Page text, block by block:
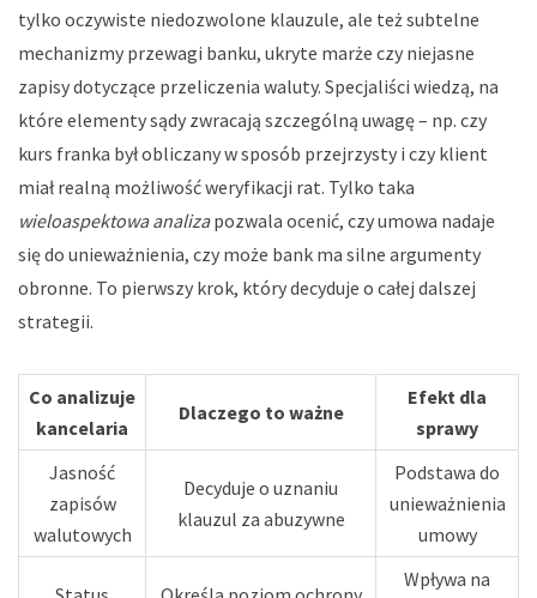
tylko oczywiste niedozwolone klauzule, ale też subtelne
mechanizmy przewagi banku, ukryte marże czy niejasne
zapisy dotyczące przeliczenia waluty. Specjaliści wiedzą, na
które elementy sądy zwracają szczególną uwagę – np. czy
kurs franka był obliczany w sposób przejrzysty i czy klient
miał realną możliwość weryfikacji rat. Tylko taka
wieloaspektowa analizapozwala ocenić, czy umowa nadaje
się do unieważnienia, czy może bank ma silne argumenty
obronne. To pierwszy krok, który decyduje o całej dalszej
strategii.
Co analizuje
kancelaria
Dlaczego to ważne
Efekt dla
sprawy
Jasność
zapisów
walutowych
Decyduje o uznaniu
klauzul za abuzywne
Podstawa do
unieważnienia
umowy
Wpływa na